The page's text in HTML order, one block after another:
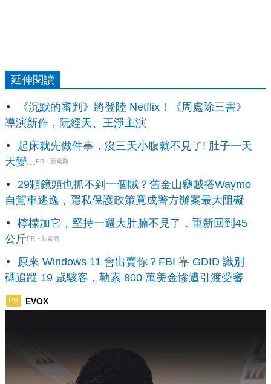
延伸閱讀
《沉默的審判》將登陸 Netflix！《周處除三害》
導演新作，阮經天、王淨主演
起床就先做件事，沒三天小腹就不見了! 肚子一天
天變...PR・新素簡
29顆鏡頭也抓不到一個賊？舊金山竊賊搭Waymo
自駕車逃逸，隱私保護政策竟成警方辦案最大阻礙
檸檬加它，堅持一週大肚腩不見了，重新回到45
公斤PR・新素簡
原來 Windows 11 會出賣你？FBI 靠 GDID 識別
碼追蹤 19 歲駭客，勒索 800 萬美金慘遭引渡受審
PR EVOX